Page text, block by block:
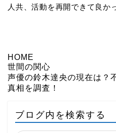
人共、活動を再開できて良か
HOME
世間の関心
声優の鈴木達央の現在は？
真相を調査！
ブログ内を検索する